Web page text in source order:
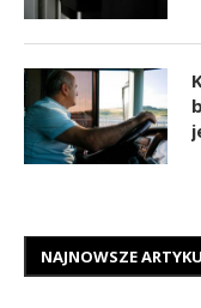
NAJNOWSZE